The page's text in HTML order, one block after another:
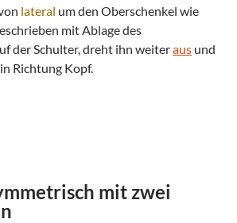
lateral um den Oberschenkel wie
mit Ablage des
der Schulter, dreht ihn weiteraus und
Richtung Kopf.
mit zwei